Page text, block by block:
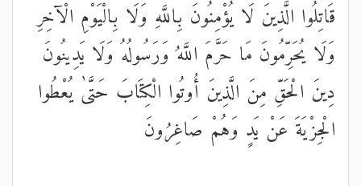
قَاتِلُوا الَّذِينَ لَا يُؤْمِنُونَ بِاللَّهِ وَلَا بِالْيَوْمِ الْآخِرِ
وَلَا يُحَرِّمُونَ مَا حَرَّمَ اللَّهُ وَرَسُولُهُ وَلَا يَدِينُونَ
دِينَ الْحَقِّ مِنَ الَّذِينَ أُوتُوا الْكِتَابَ حَتَّىٰ يُعْطُوا
الْجِزْيَةَ عَنْ يَدٍ وَهُمْ صَاغِرُونَ